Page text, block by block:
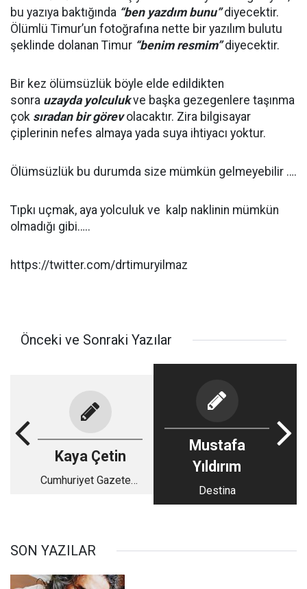
bu yazıya baktığında “ben yazdım bunu”diyecektir.
Ölümlü Timur’un fotoğrafına nette bir yazılım bulutu
şeklinde dolanan Timur “benim resmim”diyecektir.
Bir kez ölümsüzlük böyle elde edildikten
sonra uzayda yolculukve başka gezegenlere taşınma
çok sıradan bir görevolacaktır. Zira bilgisayar
çiplerinin nefes almaya yada suya ihtiyacı yoktur.
Ölümsüzlük bu durumda size mümkün gelmeyebilir ….
Tıpkı uçmak, aya yolculuk ve kalp naklinin mümkün
olmadığı gibi…..
https://twitter.com/drtimuryilmaz
Önceki ve Sonraki Yazılar
Kaya Çetin
Cumhuriyet Gazetesi
Mustafa
Yıldırım
Destina
SON YAZILAR